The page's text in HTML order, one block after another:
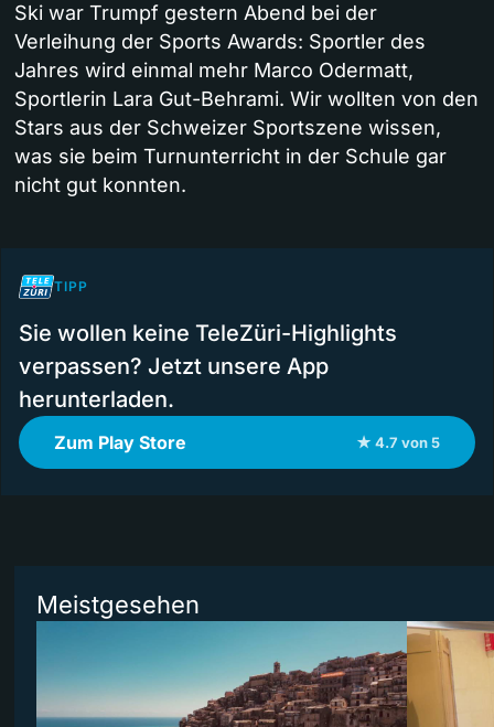
Ski war Trumpf gestern Abend bei der
Verleihung der Sports Awards: Sportler des
Jahres wird einmal mehr Marco Odermatt,
Sportlerin Lara Gut-Behrami. Wir wollten von den
Stars aus der Schweizer Sportszene wissen,
was sie beim Turnunterricht in der Schule gar
nicht gut konnten.
TIPP
Sie wollen keine TeleZüri-Highlights
verpassen? Jetzt unsere App
herunterladen.
Zum Play Store ★ 4.7 von 5
Meistgesehen